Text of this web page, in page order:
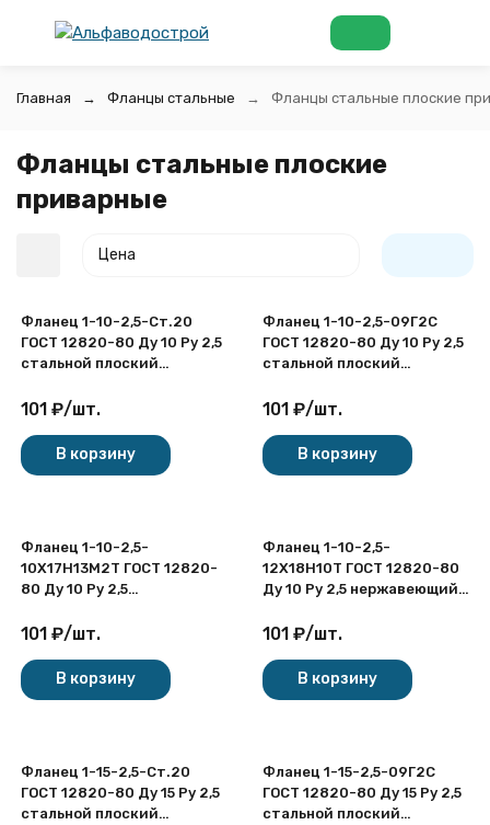
Главная Фланцы стальные Фланцы стальные плоские
Фланцы стальные плоские
приварные
Цена
Фланец 1-10-2,5-Ст.20
ГОСТ 12820-80 Ду 10 Ру 2,5
стальной плоский
101 ₽/шт.
В корзину
Фланец 1-10-2,5-09Г2С
ГОСТ 12820-80 Ду 10 Ру 2,5
стальной плоский
101 ₽/шт.
В корзину
Фланец 1-10-2,5-
10Х17Н13М2Т ГОСТ 12820-
80 Ду 10 Ру 2,5
приварной
101 ₽/шт.
В корзину
Фланец 1-10-2,5-
12Х18Н10Т ГОСТ 12820-80
Ду 10 Ру 2,5 нержавеющий
101 ₽/шт.
В корзину
Фланец 1-15-2,5-Ст.20
ГОСТ 12820-80 Ду 15 Ру 2,5
стальной плоский
Фланец 1-15-2,5-09Г2С
ГОСТ 12820-80 Ду 15 Ру 2,5
стальной плоский